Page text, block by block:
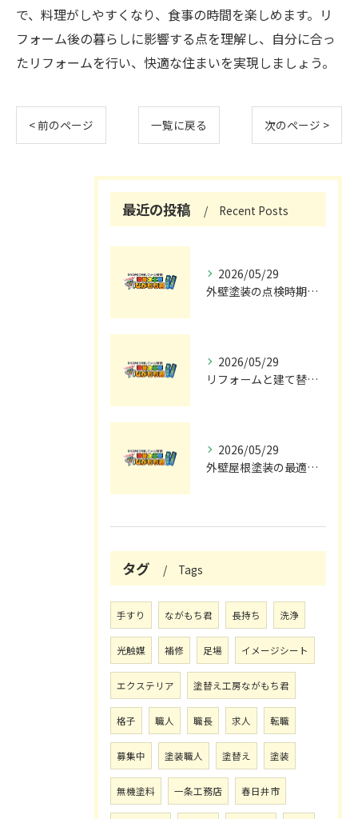
で、料理がしやすくなり、食事の時間を楽しめます。リ
フォーム後の暮らしに影響する点を理解し、自分に合っ
たリフォームを行い、快適な住まいを実現しましょう。
< 前のページ 一覧に戻る 次のページ >
最近の投稿 Recent Posts
2026/05/29
外壁塗装の点検時期と施工の最適タイミング
2026/05/29
リフォームと建て替えの費用と注意点完全解説
2026/05/29
外壁屋根塗装の最適メンテナンス時期
タグ Tags
手すり ながもち君 長持ち 洗浄
光触媒 補修 足場 イメージシート
エクステリア 塗替え工房ながもち君
格子 職人 職長 求人 転職
募集中 塗装職人 塗替え 塗装
無機塗料 一条工務店 春日井市